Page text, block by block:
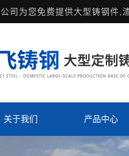
司为您免费提供大型铸钢件 ,
关于我们 产品中心